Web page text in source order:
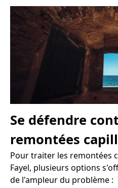
Se défendre
remontées
Pour traiter les remontées
Fayel, plusieurs options
de l'ampleur du problème :